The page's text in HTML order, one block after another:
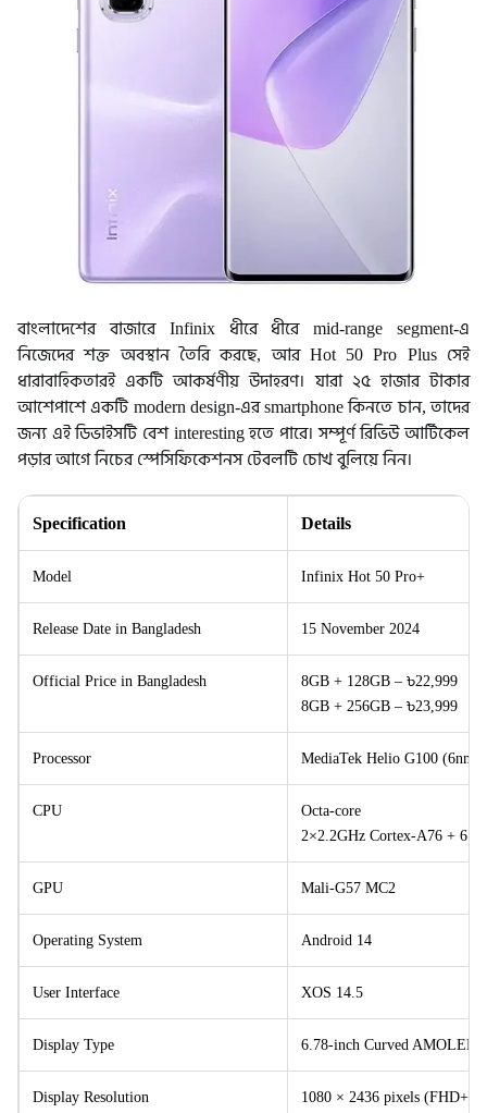
বাংলাদেশের বাজারে Infinix ধীরে ধীরে mid-range segment-এ
নিজেদের শক্ত অবস্থান তৈরি করছে, আর Hot 50 Pro Plus সেই
ধারাবাহিকতারই একটি আকর্ষণীয় উদাহরণ। যারা ২৫ হাজার টাকার
আশেপাশে একটি modern design-এর smartphone কিনতে চান, তাদের
জন্য এই ডিভাইসটি বেশ interesting হতে পারে। সম্পূর্ণ রিভিউ আর্টিকেল
পড়ার আগে নিচের স্পেসিফিকেশনস টেবলটি চোখ বুলিয়ে নিন।
Specification Details
Model Infinix Hot 50 Pro+
Release Date in Bangladesh 15 November 2024
Official Price in Bangladesh
8GB + 128GB – ৳22,999
8GB + 256GB – ৳23,999
Processor MediaTek Helio G100 (6nm)
CPU
Octa-core
2×2.2GHz Cortex-A76 +
GPU Mali-G57 MC2
Operating System Android 14
User Interface XOS 14.5
Display Type 6.78-inch Curved AMOLED,
Display Resolution 1080 × 2436 pixels (FHD+)